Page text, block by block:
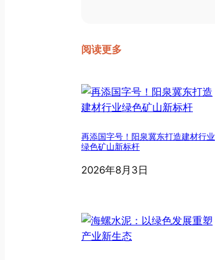
阅读更多
再添国字号！阳泉冀东打造建材行业
绿色矿山新标杆
2026年8月3日